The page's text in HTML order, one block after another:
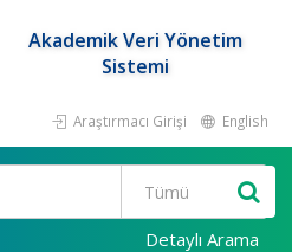
Akademik Veri Yönetim
Sistemi
Araştırmacı Girişi English
Detaylı Arama